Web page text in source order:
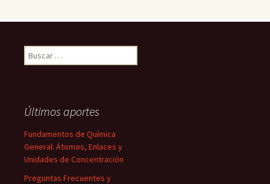
Buscar:
Últimos aportes
Fundamentos de Química
General: Átomos, Enlaces y
Unidades de Concentración
Preguntas Frecuentes y